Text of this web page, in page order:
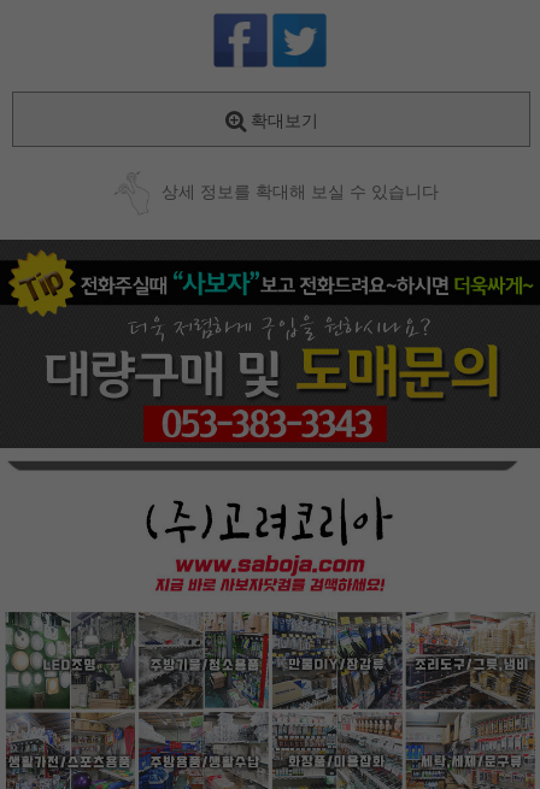
페이코 ID로
PAYCO 바로
확대보기
상세 정보를 확대해 보실 수 있습니다